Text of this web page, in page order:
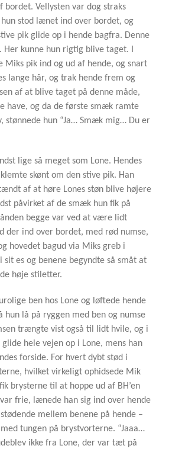
bordet. Vellysten var dog straks
stod lænet ind over bordet, og
pik glide op i hende bagfra. Denne
Her kunne hun rigtig blive taget. I
Miks pik ind og ud af hende, og snart
lange hår, og trak hende frem og
af at blive taget på denne måde,
have, og da de første smæk ramte
stønnede hun “Ja… Smæk mig… Du er
lige så meget som Lone. Hendes
skønt om den stive pik. Han
af at høre Lones støn blive højere
påvirket af de smæk hun fik på
begge var ved at være lidt
der ind over bordet, med rød numse,
hovedet bagud via Miks greb i
sit es og benene begyndte så småt at
høje stiletter.
ben hos Lone og løftede hende
hun lå på ryggen med ben og numse
trængte vist også til lidt hvile, og i
hele vejen op i Lone, mens han
forside. For hvert dybt stød i
hvilket virkeligt ophidsede Mik
brysterne til at hoppe ud af BH’en
frie, lænede han sig ind over hende
mellem benene på hende –
tungen på brystvorterne. “Jaaa…
ikke fra Lone, der var tæt på